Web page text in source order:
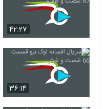
۴۲:۲۷
۳۶:۱۴